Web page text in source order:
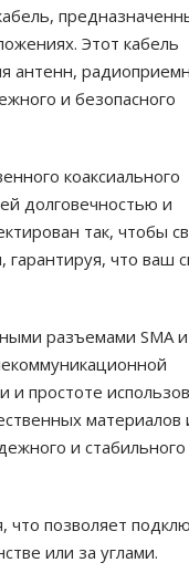
Этот кабель
антенн,
и безопасного
коаксиального
долговечностью и
так, чтобы
что ваш
разъемами SMA и
и простоте
материалов
и стабильного
что позволяет
или за углами.